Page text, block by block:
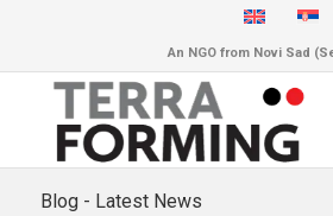
An NGO from Novi Sad
Blog - Latest News